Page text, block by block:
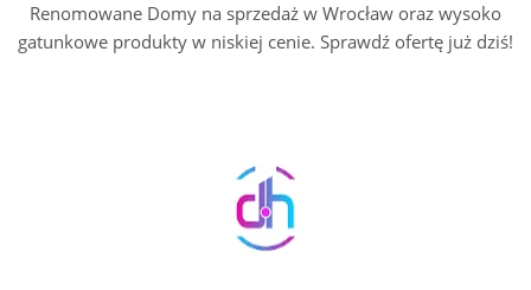
Renomowane Domy na sprzedaż w Wrocław oraz wysoko
gatunkowe produkty w niskiej cenie. Sprawdź ofertę już dziś!